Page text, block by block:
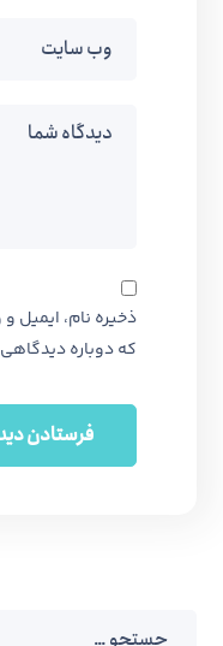
ذخیره نام، ایمیل
که دوباره